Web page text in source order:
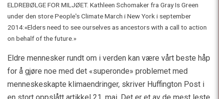
ELDREBØLGE FOR MILJØET. Kathleen Schomaker fra Gray Is Green
under den store People's Climate March i New York i september
2014:«Elders need to see ourselves as ancestors with a call to action
on behalf of the future.»
Eldre mennesker rundt om i verden kan være vårt beste håp
for å gjøre noe med det «superonde» problemet med
menneskeskapte klimaendringer, skriver Huffington Post i
en stort oppslått artikkel 21. mai. Det er et av de mest leste